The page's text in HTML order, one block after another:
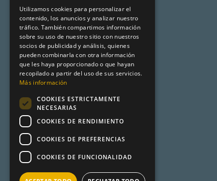
Aviso legal
Premsa
Mundo Turismo
Product Hunt
ENGLISH
Utilizamos cookies para personalizar el
contenido, los anuncios y analizar nuestro
tráfico. También compartimos información
sobre su uso de nuestro sitio con nuestros
socios de publicidad y análisis, quienes
pueden combinarla con otra información
que les haya proporcionado o que hayan
recopilado a partir del uso de sus servicios.
Más información
COOKIES ESTRICTAMENTE
NECESARIAS
COOKIES DE RENDIMIENTO
COOKIES DE PREFERENCIAS
COOKIES DE FUNCIONALIDAD